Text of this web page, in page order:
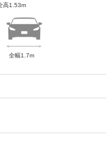
高1.53m
全幅1.7m